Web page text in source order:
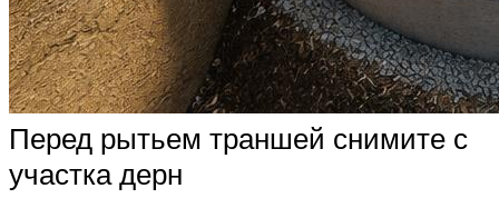
Перед рытьем траншей снимите с
участка дерн